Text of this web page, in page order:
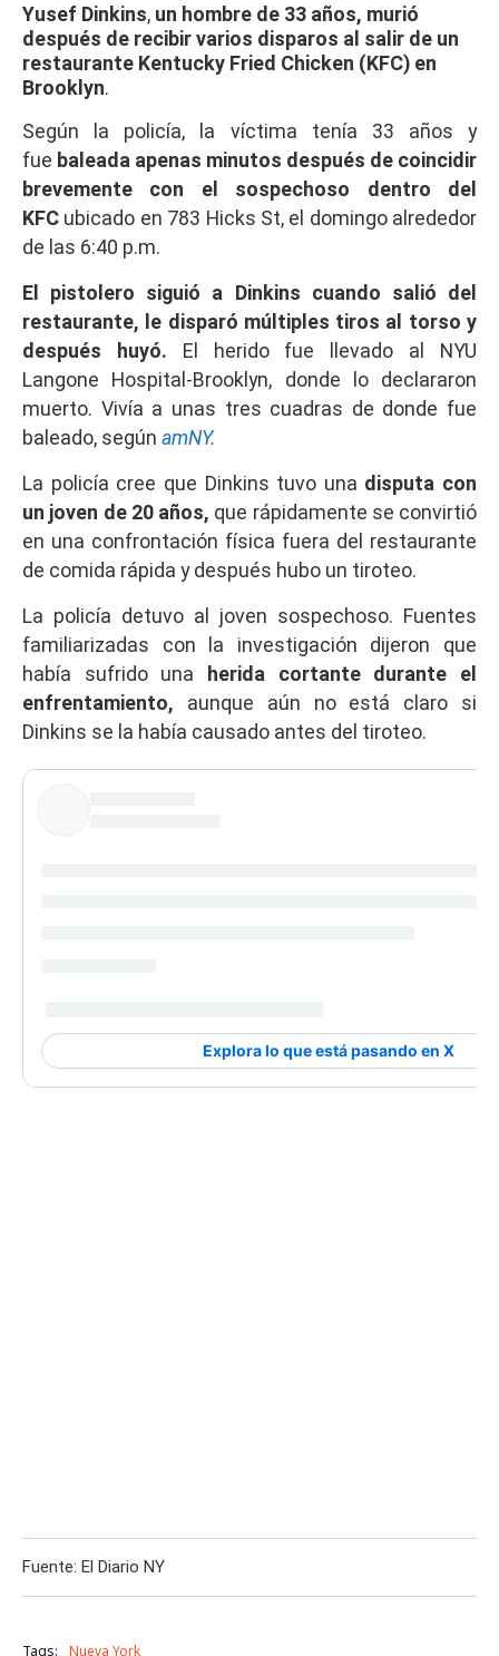
Yusef Dinkins, un hombre de 33 años, murió
después de recibir varios disparos al salir de un
restaurante Kentucky Fried Chicken (KFC) en
Brooklyn.
Según la policía, la víctima tenía 33 años y
fue baleada apenas minutos después de coincidir
brevemente con el sospechoso dentro del
KFC ubicado en 783 Hicks St, el domingo alrededor
de las 6:40 p.m.
El pistolero siguió a Dinkins cuando salió del
restaurante, le disparó múltiples tiros al torso y
después huyó. El herido fue llevado al NYU
Langone Hospital-Brooklyn, donde lo declararon
muerto. Vivía a unas tres cuadras de donde fue
baleado, según amNY.
La policía cree que Dinkins tuvo una disputa con
un joven de 20 años, que rápidamente se convirtió
en una confrontación física fuera del restaurante
de comida rápida y después hubo un tiroteo.
La policía detuvo al joven sospechoso. Fuentes
familiarizadas con la investigación dijeron que
había sufrido una herida cortante durante el
enfrentamiento, aunque aún no está claro si
Dinkins se la había causado antes del tiroteo.
Fuente: El Diario NY
Tags: Nueva York